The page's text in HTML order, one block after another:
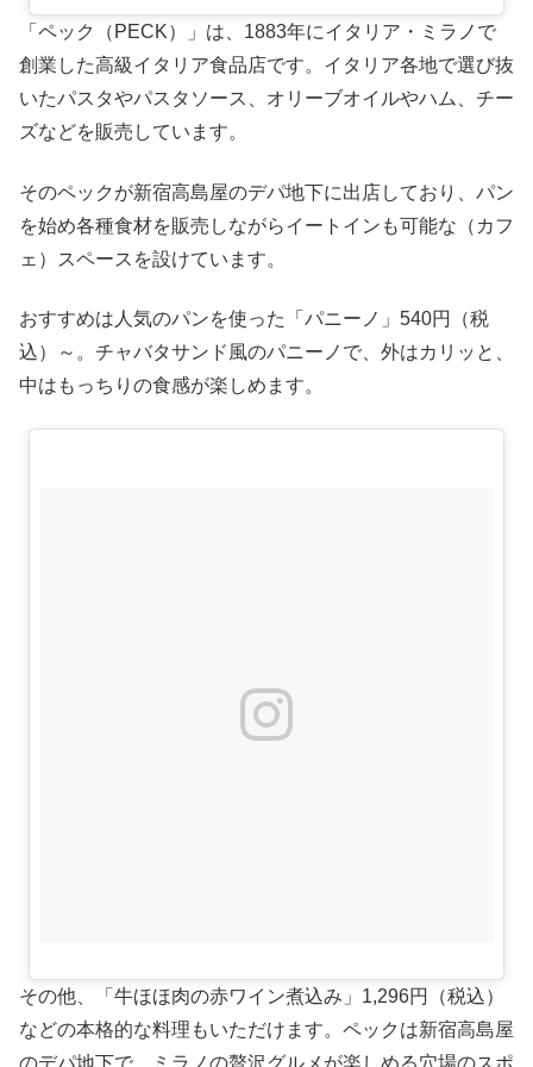
「ペック（PECK）」は、1883年にイタリア・ミラノで
創業した高級イタリア食品店です。イタリア各地で選び抜
いたパスタやパスタソース、オリーブオイルやハム、チー
ズなどを販売しています。
そのペックが新宿高島屋のデパ地下に出店しており、パン
を始め各種食材を販売しながらイートインも可能な（カフ
ェ）スペースを設けています。
おすすめは人気のパンを使った「パニーノ」540円（税
込）～。チャバタサンド風のパニーノで、外はカリッと、
中はもっちりの食感が楽しめます。
その他、「牛ほほ肉の赤ワイン煮込み」1,296円（税込）
などの本格的な料理もいただけます。ペックは新宿高島屋
のデパ地下で、ミラノの贅沢グルメが楽しめる穴場のスポ